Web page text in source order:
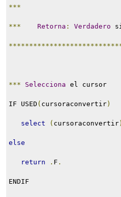
***
*** Retorna : Verdadero
*** Selecciona el cursor
IF USED ( cursoraconvertir)
select ( cursoraconvertir)
else
return . F .
ENDIF